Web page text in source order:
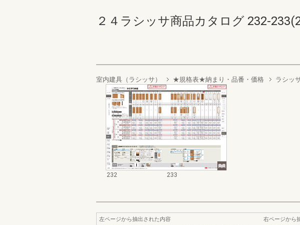
２４ラシッサ商品カタログ 232-
室内建具（ラシッサ） ★規格表★納まり・品番・価格 ラシッ
232 233
左ページから抽出された内容
右ページから